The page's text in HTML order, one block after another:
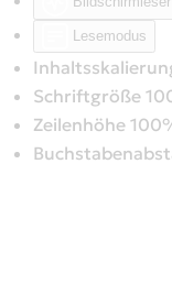
Lesemodus
Schriftgröße
Zeilenhöhe 100